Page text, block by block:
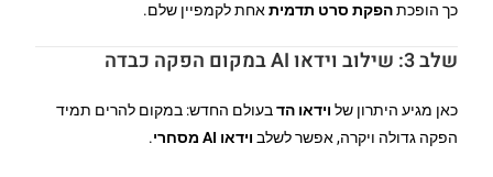
כך הופכתהפקת סרט תדמיתאחת לקמפיין שלם.
שלב 3: שילוב וידאו AI במקום הפקה כבדה
כאן מגיע היתרון של וידאו הדבעולם החדש: במקום להרים תמיד
הפקה גדולה ויקרה, אפשר לשלב וידאו AI מסחרי .